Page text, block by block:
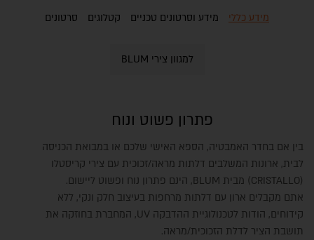
מידע כללי מידע וסרטונים טכניים קטלוגים סרטונים
למגוון צירי BLUM
פתרון פשוט ונוח
בין אם בחדר האמבטיה, הספא האישי שלכם או במבואת הכניסה
לבית, ארונות המשלבים דלתות מראה/זכוכית עם צירי קריסטלו
(CRISTALLO) מבית BLUM, הינם פתרון נוח ופשוט ליישום.
אתם מקבלים ארון עם דלתות מרחפות בעיצוב חלק ונקי, ללא
קידוחים, הודות לטכנולוגיית ההדבקה UV, המחברת בחוזקה את
תושבת הציר לדלת הזכוכית/מראה.